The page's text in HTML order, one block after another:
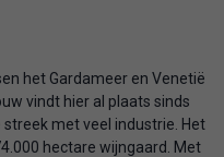
het Gardameer en Venetië
vindt hier al plaats sinds
met veel industrie. Het
hectare wijngaard. Met